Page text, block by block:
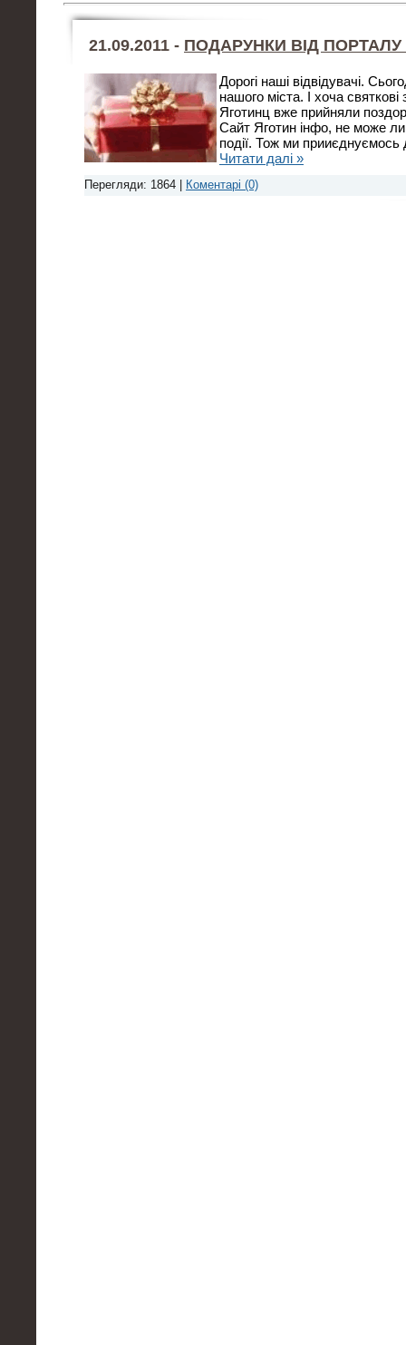
21.09.2011 - ПОДАРУНКИ ВІД
Дорогі наші відвідувачі.
нашого міста. І хоча святкові
Яготинц вже прийняли
Сайт Яготин інфо, не може
події. Тож ми
Читати далі »
Перегляди: 1864 | Коментарі (0)